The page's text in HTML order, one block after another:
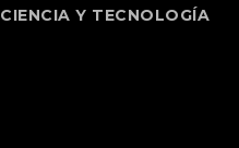
CIENCIA Y TECNOLOGÍA